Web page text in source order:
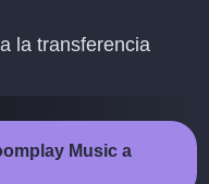
la transferencia
Music a